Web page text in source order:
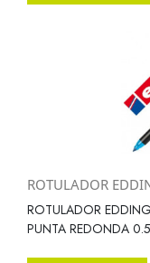
ROTULADOR
ROTULADOR
PUNTA REDONDA